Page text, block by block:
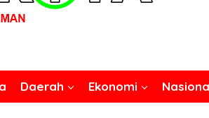
Daerah Ekonomi